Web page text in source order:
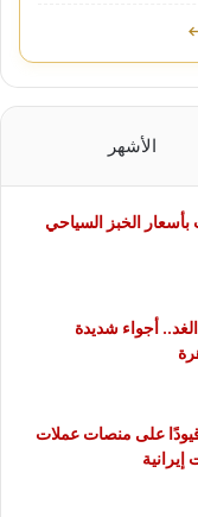
←
الأشهر
بأسعار الخبز السياحي
أجواء شديدة
على منصات عملات